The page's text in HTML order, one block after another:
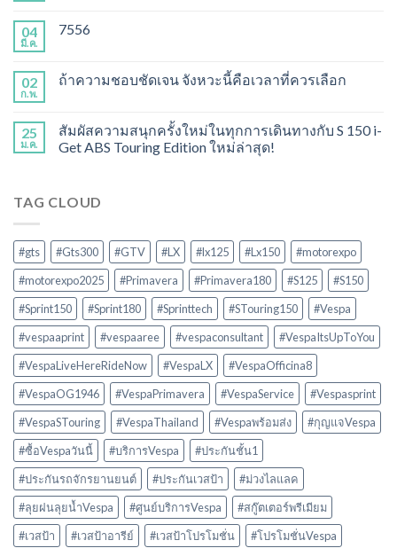
04
มี.ค.
7556
02
ก.พ.
ถ้าความชอบชัดเจน จังหวะนี้คือเวลาที่ควรเลือก
25
ม.ค.
สัมผัสความสนุกครั้งใหม่ในทุกการเดินทางกับ S 150 i-
Get ABS Touring Edition ใหม่ล่าสุด!
TAG CLOUD
#gts #Gts300 #GTV #LX #lx125 #Lx150
#motorexpo
#motorexpo2025
#Primavera #Primavera180 #S125
#S150
#Sprint150
#Sprint180 #Sprinttech #STouring150
#Vespa
#vespaaprint
#vespaaree #vespaconsultant
#VespaItsUpToYou
#VespaLiveHereRideNow
#VespaLX
#VespaOfficina8
#VespaOG1946
#VespaPrimavera #VespaService
#Vespasprint
#VespaSTouring
#VespaThailand #Vespaพร้อมส่ง
#กุญแจVespa
#ซื้อVespaวันนี้
#บริการVespa
#ประกันชั้น1
#ประกันรถจักรยานยนต์
#ประกันเวสป้า
#ม่วงไลแลค
#ลุยฝนลุยน้ำVespa
#ศูนย์บริการVespa
#สกู๊ตเตอร์พรีเมียม
#เวสป้า
#เวสป้าอารีย์ #เวสป้าโปรโมชั่น #โปรโมชั่นVespa